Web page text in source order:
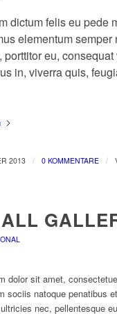
dictum felis eu pede
elementum
porttitor eu,
in, viverra quis,
2013 / 0 KOMMENTARE /
dolor sit amet,
sociis natoque penatibus
nec, pellentesque